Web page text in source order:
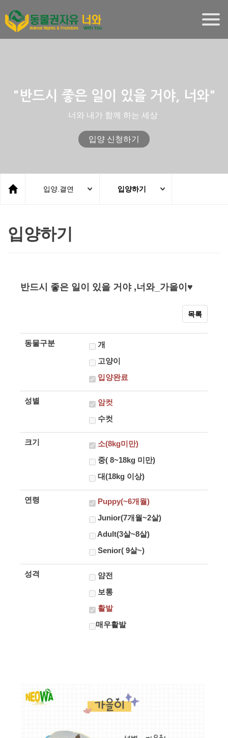
"반드시 좋은 일이 있을 거야, 너와"
너와 내가 함께 하는 세상
입양 신청하기
입양.결연 입양하기
입양하기
반드시 좋은 일이 있을 거야 ,너와_가을이♥
목록
본문
동물구분
개
고양이
입양완료
성별
암컷
수컷
크기
소(8kg미만)
중( 8~18kg 미만)
대(18kg 이상)
연령
Puppy(~6개월)
Junior(7개월~2살)
Adult(3살~8살)
Senior( 9살~)
성격
얌전
보통
활발
매우활발